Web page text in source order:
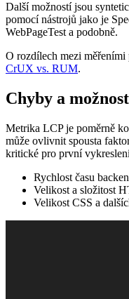
Další možností jsou
pomocí nástrojů jako je
WebPageTest a podobně.
O rozdílech mezi měřeními
CrUX vs. RUM.
Chyby a
Metrika LCP je poměrně
může ovlivnit spousta
kritické pro první
Rychlost času
Velikost a složitost
Velikost CSS a